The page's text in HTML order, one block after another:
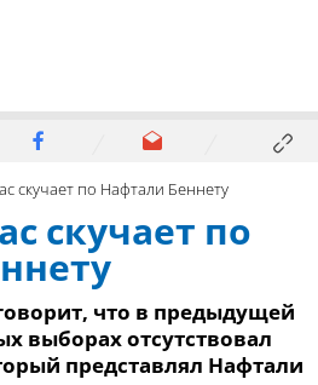
скучает по Нафтали Беннету
скучает по
что в предыдущей
выборах отсутствовал
представлял Нафтали